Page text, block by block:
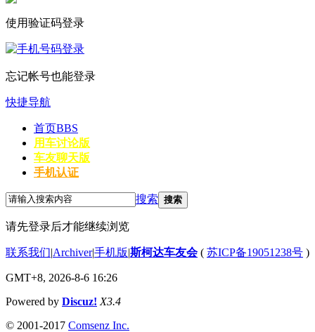
使用验证码登录
忘记帐号也能登录
快捷导航
首页BBS
用车讨论版
车友聊天版
手机认证
搜索 搜索
请先登录后才能继续浏览
联系我们|Archiver|手机版|斯柯达车友会( 苏ICP备19051238号 )
GMT+8, 2026-8-6 16:26
Powered by Discuz! X3.4
© 2001-2017 Comsenz Inc.